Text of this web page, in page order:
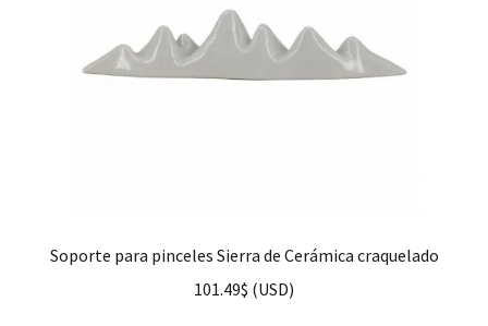
Soporte para pinceles Sierra de Cerámica craquelado
101.49$ (USD)